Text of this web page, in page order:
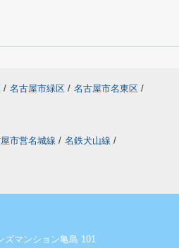
/ 名古屋市緑区 / 名古屋市名東区 /
市営名城線 / 名鉄犬山線 /
ズマンション亀島 101